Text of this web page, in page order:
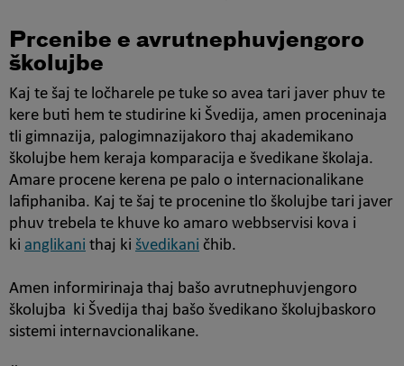
Prcenibe e avrutnephuvjengoro
školujbe
Kaj te šaj te ločharele pe tuke so avea tari javer phuv te
kere buti hem te studirine ki Švedija, amen proceninaja
tli gimnazija, palogimnazijakoro thaj akademikano
školujbe hem keraja komparacija e švedikane školaja.
Amare procene kerena pe palo o internacionalikane
lafiphaniba. Kaj te šaj te procenine tlo školujbe tari javer
phuv trebela te khuve ko amaro webbservisi kova i
ki anglikani thaj ki švedikani čhib.
Amen informirinaja thaj bašo avrutnephuvjengoro
školujba ki Švedija thaj bašo švedikano školujbaskoro
sistemi internavcionalikane.